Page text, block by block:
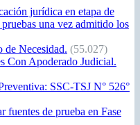
jurídica en etapa de
una vez admitido los
de Necesidad. (55.027)
Con Apoderado Judicial.
SSC-TSJ N° 526°
fuentes de prueba en Fase